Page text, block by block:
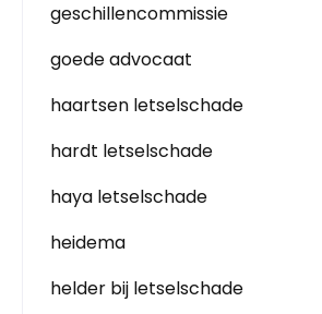
geschillencommissie
goede advocaat
haartsen letselschade
hardt letselschade
haya letselschade
heidema
helder bij letselschade